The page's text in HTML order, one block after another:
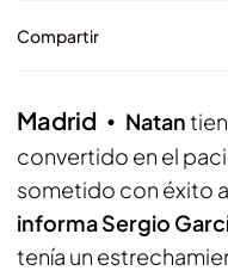
Compartir
Madrid Natan
convertido en el
sometido con éxito
informa Sergio
tenía un